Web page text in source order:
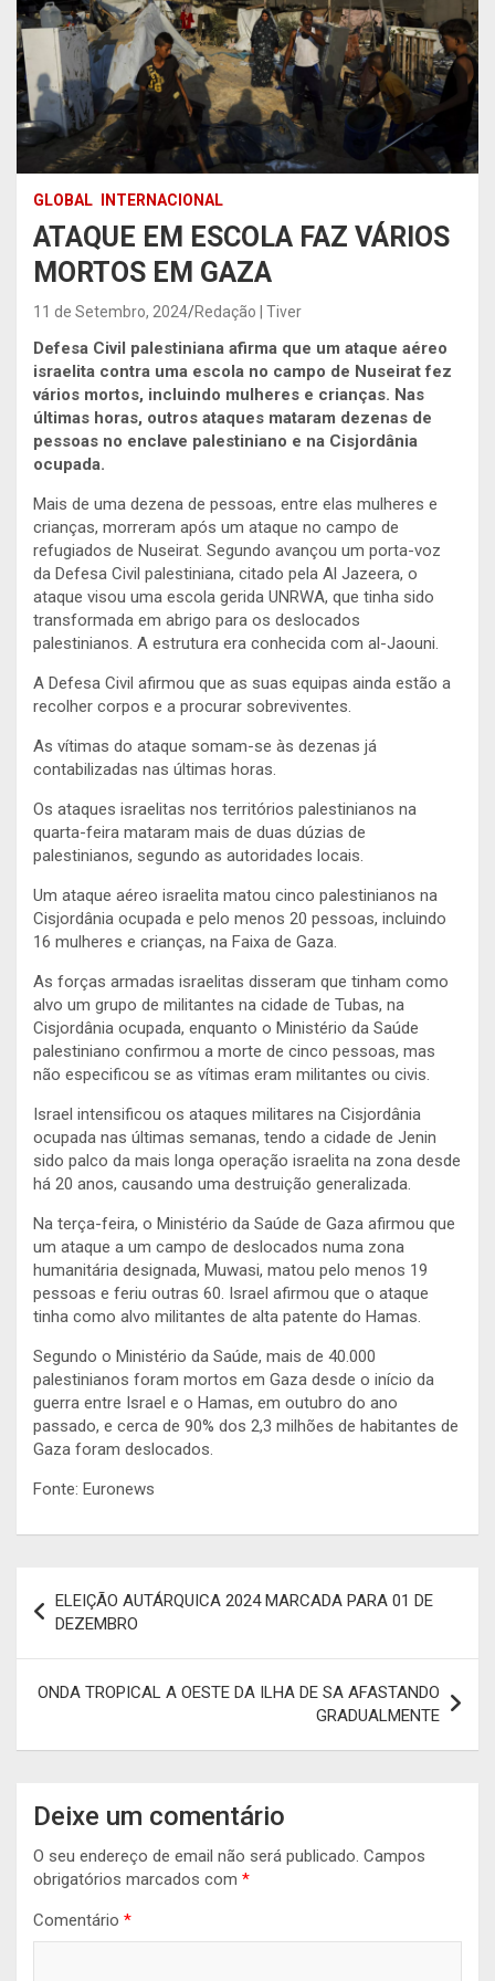
GLOBAL INTERNACIONAL
ATAQUE EM ESCOLA FAZ VÁRIOS
MORTOS EM GAZA
11 de Setembro, 2024 Redação | Tiver
Defesa Civil palestiniana afirma que um ataque aéreo
israelita contra uma escola no campo de Nuseirat fez
vários mortos, incluindo mulheres e crianças. Nas
últimas horas, outros ataques mataram dezenas de
pessoas no enclave palestiniano e na Cisjordânia
ocupada.
Mais de uma dezena de pessoas, entre elas mulheres e
crianças, morreram após um ataque no campo de
refugiados de Nuseirat. Segundo avançou um porta-voz
da Defesa Civil palestiniana, citado pela Al Jazeera, o
ataque visou uma escola gerida UNRWA, que tinha sido
transformada em abrigo para os deslocados
palestinianos. A estrutura era conhecida com al-Jaouni.
A Defesa Civil afirmou que as suas equipas ainda estão a
recolher corpos e a procurar sobreviventes.
As vítimas do ataque somam-se às dezenas já
contabilizadas nas últimas horas.
Os ataques israelitas nos territórios palestinianos na
quarta-feira mataram mais de duas dúzias de
palestinianos, segundo as autoridades locais.
Um ataque aéreo israelita matou cinco palestinianos na
Cisjordânia ocupada e pelo menos 20 pessoas, incluindo
16 mulheres e crianças, na Faixa de Gaza.
As forças armadas israelitas disseram que tinham como
alvo um grupo de militantes na cidade de Tubas, na
Cisjordânia ocupada, enquanto o Ministério da Saúde
palestiniano confirmou a morte de cinco pessoas, mas
não especificou se as vítimas eram militantes ou civis.
Israel intensificou os ataques militares na Cisjordânia
ocupada nas últimas semanas, tendo a cidade de Jenin
sido palco da mais longa operação israelita na zona desde
há 20 anos, causando uma destruição generalizada.
Na terça-feira, o Ministério da Saúde de Gaza afirmou que
um ataque a um campo de deslocados numa zona
humanitária designada, Muwasi, matou pelo menos 19
pessoas e feriu outras 60. Israel afirmou que o ataque
tinha como alvo militantes de alta patente do Hamas.
Segundo o Ministério da Saúde, mais de 40.000
palestinianos foram mortos em Gaza desde o início da
guerra entre Israel e o Hamas, em outubro do ano
passado, e cerca de 90% dos 2,3 milhões de habitantes de
Gaza foram deslocados.
Fonte: Euronews
de
artigos
ELEIÇÃO AUTÁRQUICA 2024 MARCADA PARA 01 DE
DEZEMBRO
ONDA TROPICAL A OESTE DA ILHA DE SA AFASTANDO
GRADUALMENTE
Deixe um comentário
O seu endereço de email não será publicado. Campos
obrigatórios marcados com *
Comentário *